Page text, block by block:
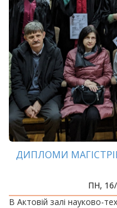
ДИПЛОМИ
ПН,
В Актовій залі науково-